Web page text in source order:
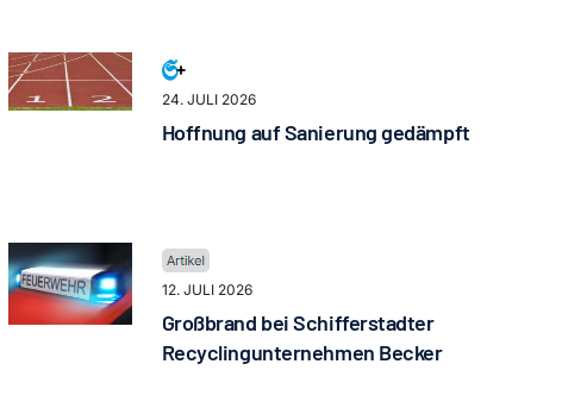
24. JULI 2026
Hoffnung auf Sanierung gedämpft
12. JULI 2026
Großbrand bei Schifferstadter
Recyclingunternehmen Becker